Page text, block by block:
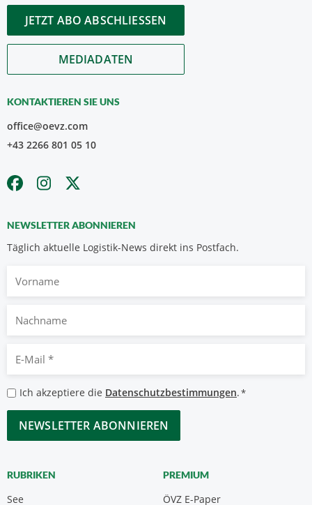
JETZT ABO ABSCHLIESSEN
MEDIADATEN
KONTAKTIEREN SIE UNS
office@oevz.com
+43 2266 801 05 10
NEWSLETTER ABONNIEREN
Täglich aktuelle Logistik-News direkt ins Postfach.
Vorname
Nachname
Mail
*
Datenschutzbestimmungen
*
Ich akzeptiere die Datenschutzbestimmungen.*
CAPTCHA
RUBRIKEN
See
PREMIUM
ÖVZ E-Paper